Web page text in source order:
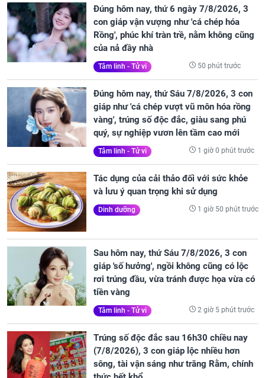
Đúng hôm nay, thứ 6 ngày 7/8/2026, 3
con giáp vận vượng như 'cá chép hóa
Rồng', phúc khí tràn trề, nằm không cũng
của nả đầy nhà
Tâm linh - Tử vi 50 phút trước
Đúng hôm nay, thứ Sáu 7/8/2026, 3 con
giáp như 'cá chép vượt vũ môn hóa rồng
vàng', trúng số độc đắc, giàu sang phú
quý, sự nghiệp vươn lên tầm cao mới
Tâm linh - Tử vi 1 giờ 0 phút trước
Tác dụng của cải thảo đối với sức khỏe
và lưu ý quan trọng khi sử dụng
Dinh dưỡng 1 giờ 50 phút trước
Sau hôm nay, thứ Sáu 7/8/2026, 3 con
giáp 'số hưởng', ngồi không cũng có lộc
rơi trúng đầu, vừa tránh được họa vừa có
tiền vàng
Tâm linh - Tử vi 2 giờ 5 phút trước
Trúng số độc đắc sau 16h30 chiều nay
(7/8/2026), 3 con giáp lộc nhiều hơn
sông, tài vận sáng như trăng Rằm, chính